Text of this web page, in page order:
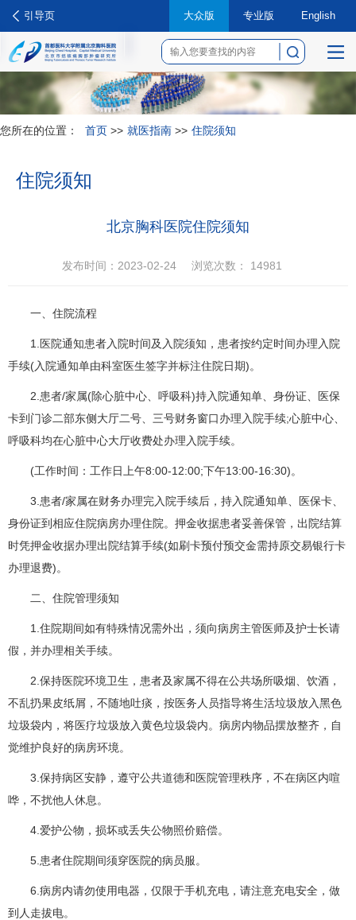
引导页 大众版 专业版 English
菜
您所在的位置： 首页 >> 就医指南 >> 住院须知
住院须知
北京胸科医院住院须知
发布时间：2023-02-24 浏览次数： 14981
一、住院流程
1.医院通知患者入院时间及入院须知，患者按约定时间办理入院
手续(入院通知单由科室医生签字并标注住院日期)。
2.患者/家属(除心脏中心、呼吸科)持入院通知单、身份证、医保
卡到门诊二部东侧大厅二号、三号财务窗口办理入院手续;心脏中心、
呼吸科均在心脏中心大厅收费处办理入院手续。
(工作时间：工作日上午8:00-12:00;下午13:00-16:30)。
3.患者/家属在财务办理完入院手续后，持入院通知单、医保卡、
身份证到相应住院病房办理住院。押金收据患者妥善保管，出院结算
时凭押金收据办理出院结算手续(如刷卡预付预交金需持原交易银行卡
办理退费)。
二、住院管理须知
1.住院期间如有特殊情况需外出，须向病房主管医师及护士长请
假，并办理相关手续。
2.保持医院环境卫生，患者及家属不得在公共场所吸烟、饮酒，
不乱扔果皮纸屑，不随地吐痰，按医务人员指导将生活垃圾放入黑色
垃圾袋内，将医疗垃圾放入黄色垃圾袋内。病房内物品摆放整齐，自
觉维护良好的病房环境。
3.保持病区安静，遵守公共道德和医院管理秩序，不在病区内喧
哗，不扰他人休息。
4.爱护公物，损坏或丢失公物照价赔偿。
5.患者住院期间须穿医院的病员服。
6.病房内请勿使用电器，仅限于手机充电，请注意充电安全，做
到人走拔电。